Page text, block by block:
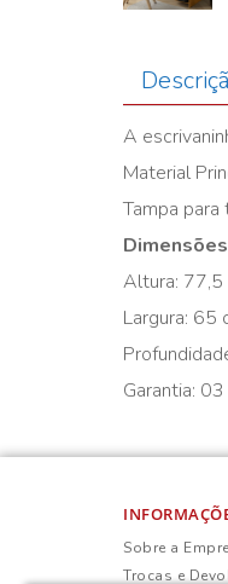
A
Material
Tampa
Dimensões
Altura: 77,5
Largura: 65
Garantia:
Sobre a
Trocas e